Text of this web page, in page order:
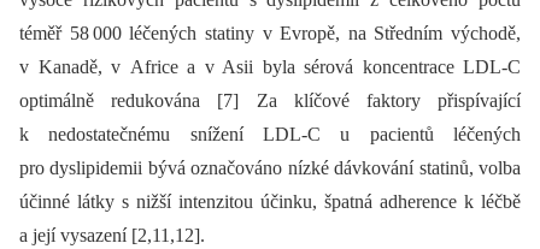
téměř 58 000 léčených statiny v Evropě, na Středním východě,
v Kanadě, v Africe a v Asii byla sérová koncentrace LDL-C
optimálně redukována [7] Za klíčové faktory přispívající
k nedostatečnému snížení LDL-C u pacientů léčených
pro dyslipidemii bývá označováno nízké dávkování statinů, volba
účinné látky s nižší intenzitou účinku, špatná adherence k léčbě
a její vysazení [2,11,12].